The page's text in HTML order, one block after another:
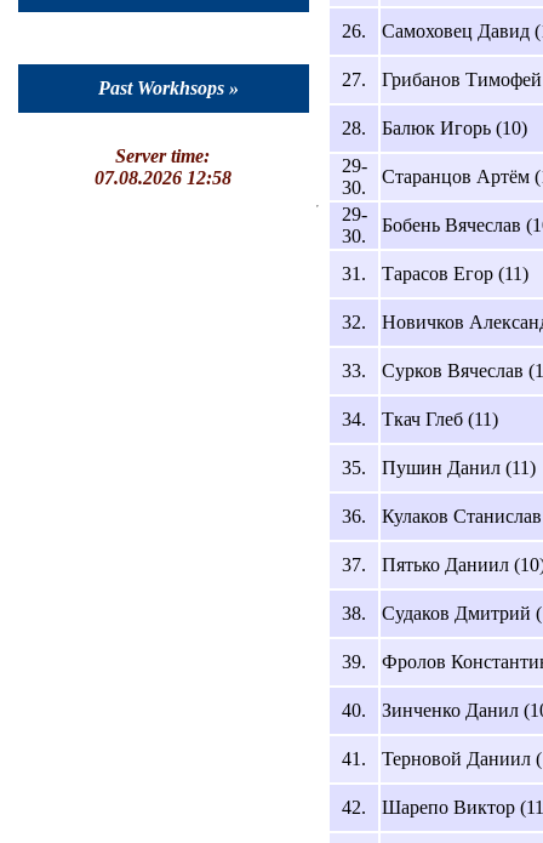
Past Workhsops »
Server time:
07.08.2026 12:58
26. Самоховец Давид
27. Грибанов
28.
Балюк Игорь (10)
29-
30.
Старанцов Артём
29-
30.
Бобень Вячеслав
31. Тарасов Егор (11)
32. Новичков
33. Сурков Вячеслав
34. Ткач Глеб (11)
35. Пушин Данил (11)
36. Кулаков
37. Пятько Даниил
38. Судаков Дмитрий
39. Фролов
40. Зинченко Данил
41. Терновой Даниил
42. Шарепо Виктор